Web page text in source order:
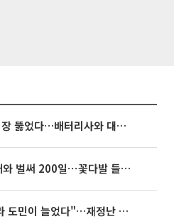
포스코퓨처엠, LFP 시장 뚫었다…배터리사와 대규모 장기 공급 합의
아옳이, 한의사 김형배와 벌써 200일⋯꽃다발 들고 "프러포즈 아냐"
추미애 "복지가 아니라 도민이 늘었다"…재정난 책임론 정면돌파